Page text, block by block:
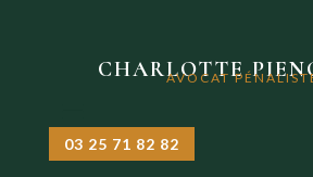
CHARLOTTE
AVOCAT
03 25 71 82 82